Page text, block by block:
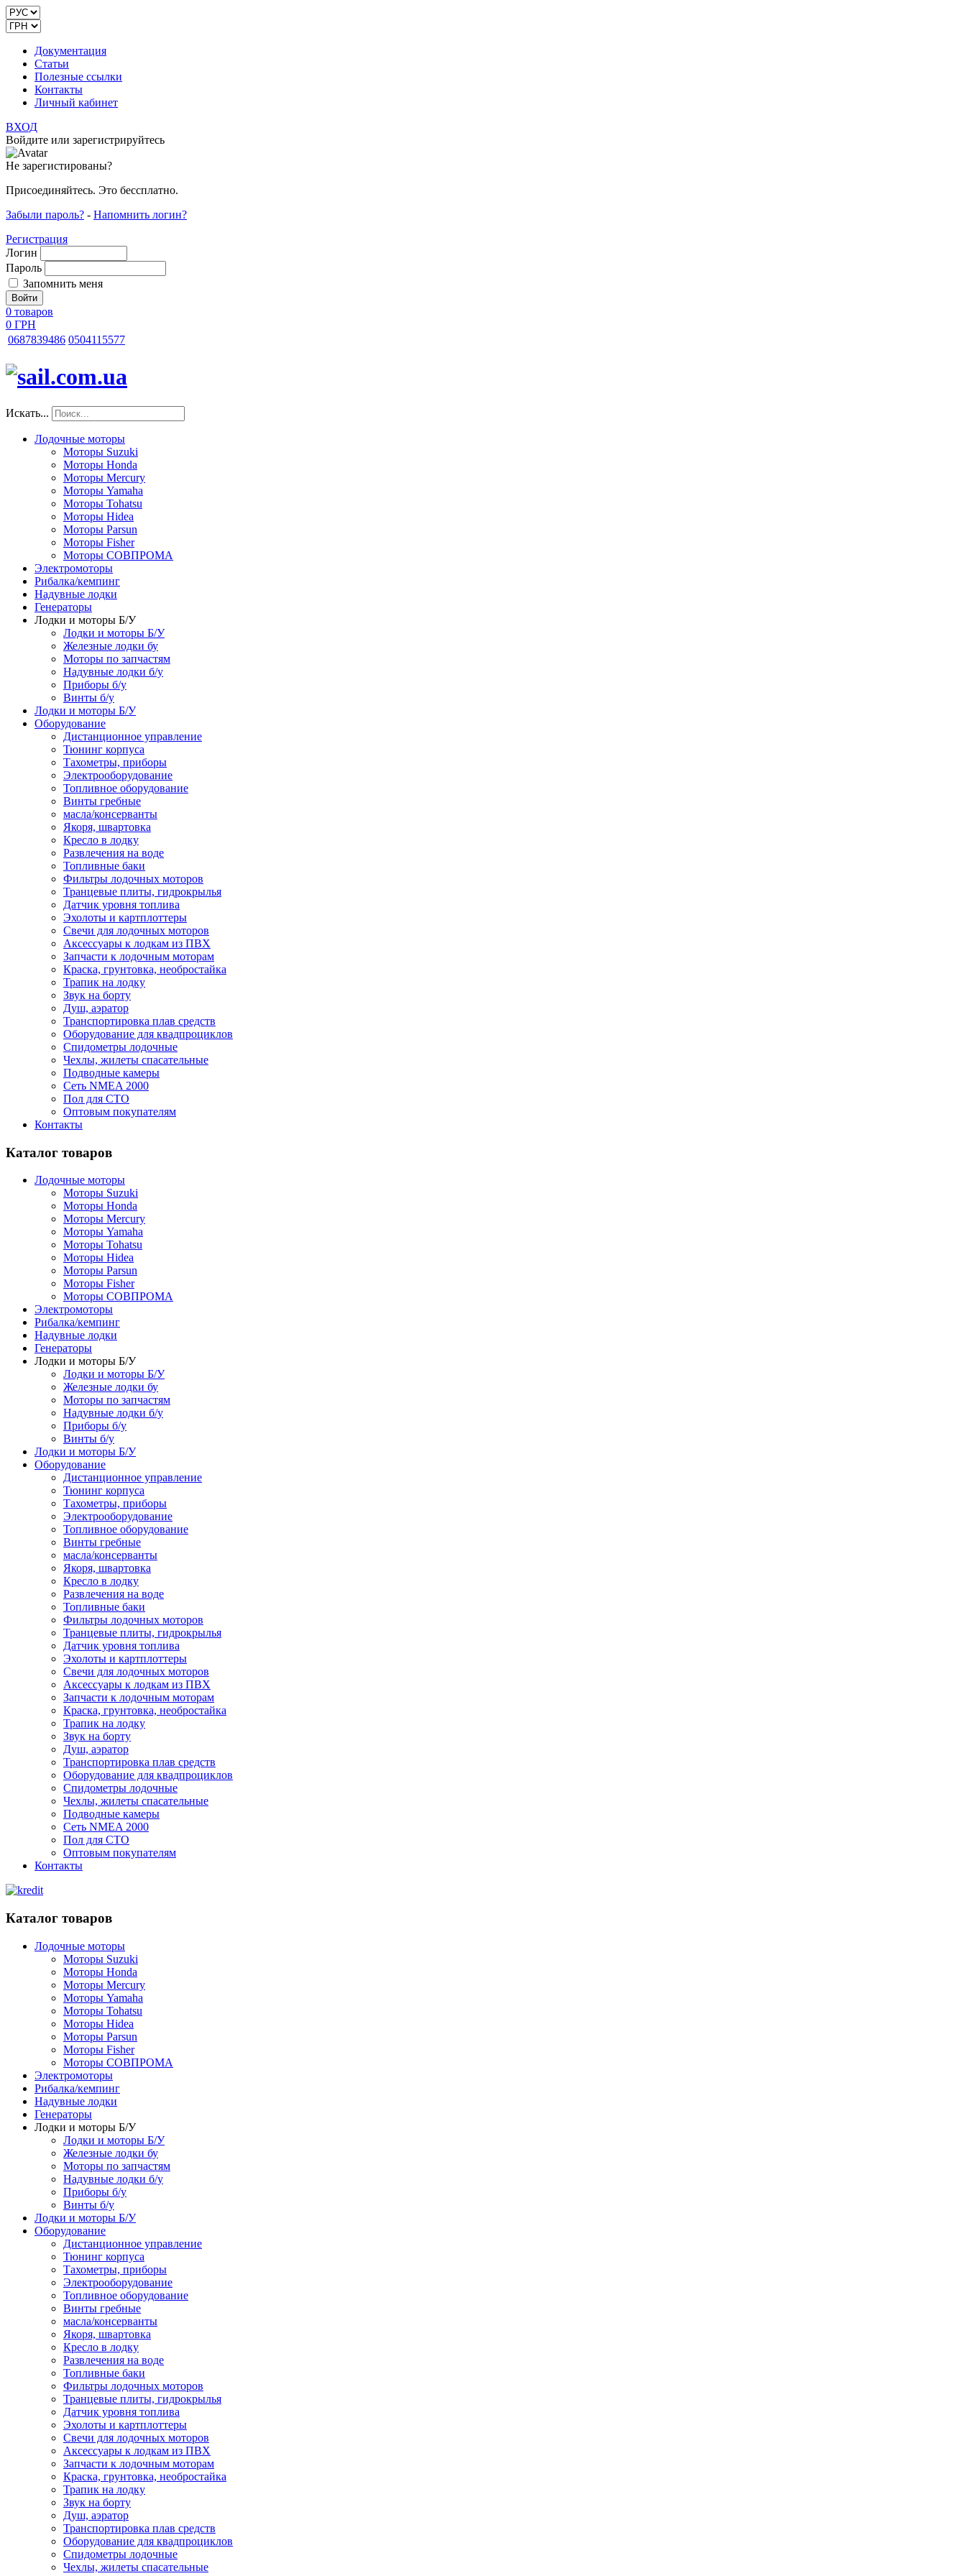
Документация
Статьи
Полезные ссылки
Контакты
Личный кабинет
ВХОД
Войдите или зарегистрируйтесь
Не зарегистированы?
Присоединяйтесь. Это бессплатно.
Забыли пароль? - Напомнить логин?
Регистрация
Логин
Пароль
Запомнить меня
0 товаров
0 ГРН
0687839486 0504115577
Искать...
Лодочные моторы
Моторы Suzuki
Моторы Honda
Моторы Mercury
Моторы Yamaha
Моторы Tohatsu
Моторы Hidea
Моторы Parsun
Моторы Fisher
Моторы СОВПРОМА
Электромоторы
Рибалка/кемпинг
Надувные лодки
Генераторы
Лодки и моторы Б/У
Лодки и моторы Б/У
Железные лодки бу
Моторы по запчастям
Надувные лодки б/у
Приборы б/у
Винты б/у
Лодки и моторы Б/У
Оборудование
Дистанционное управление
Тюнинг корпуса
Тахометры, приборы
Электрооборудование
Топливное оборудование
Винты гребные
масла/консерванты
Якоря, швартовка
Кресло в лодку
Развлечения на воде
Топливные баки
Фильтры лодочных моторов
Транцевые плиты, гидрокрылья
Датчик уровня топлива
Эхолоты и картплоттеры
Cвечи для лодочных моторов
Аксессуары к лодкам из ПВХ
Запчасти к лодочным моторам
Краска, грунтовка, необростайка
Трапик на лодку
Звук на борту
Душ, аэратор
Транспортировка плав средств
Оборудование для квадпроциклов
Спидометры лодочные
Чехлы, жилеты спасательные
Подводные камеры
Сеть NMEA 2000
Пол для СТО
Оптовым покупателям
Контакты
Каталог товаров
Лодочные моторы
Моторы Suzuki
Моторы Honda
Моторы Mercury
Моторы Yamaha
Моторы Tohatsu
Моторы Hidea
Моторы Parsun
Моторы Fisher
Моторы СОВПРОМА
Электромоторы
Рибалка/кемпинг
Надувные лодки
Генераторы
Лодки и моторы Б/У
Лодки и моторы Б/У
Железные лодки бу
Моторы по запчастям
Надувные лодки б/у
Приборы б/у
Винты б/у
Лодки и моторы Б/У
Оборудование
Дистанционное управление
Тюнинг корпуса
Тахометры, приборы
Электрооборудование
Топливное оборудование
Винты гребные
масла/консерванты
Якоря, швартовка
Кресло в лодку
Развлечения на воде
Топливные баки
Фильтры лодочных моторов
Транцевые плиты, гидрокрылья
Датчик уровня топлива
Эхолоты и картплоттеры
Cвечи для лодочных моторов
Аксессуары к лодкам из ПВХ
Запчасти к лодочным моторам
Краска, грунтовка, необростайка
Трапик на лодку
Звук на борту
Душ, аэратор
Транспортировка плав средств
Оборудование для квадпроциклов
Спидометры лодочные
Чехлы, жилеты спасательные
Подводные камеры
Сеть NMEA 2000
Пол для СТО
Оптовым покупателям
Контакты
Каталог товаров
Лодочные моторы
Моторы Suzuki
Моторы Honda
Моторы Mercury
Моторы Yamaha
Моторы Tohatsu
Моторы Hidea
Моторы Parsun
Моторы Fisher
Моторы СОВПРОМА
Электромоторы
Рибалка/кемпинг
Надувные лодки
Генераторы
Лодки и моторы Б/У
Лодки и моторы Б/У
Железные лодки бу
Моторы по запчастям
Надувные лодки б/у
Приборы б/у
Винты б/у
Лодки и моторы Б/У
Оборудование
Дистанционное управление
Тюнинг корпуса
Тахометры, приборы
Электрооборудование
Топливное оборудование
Винты гребные
масла/консерванты
Якоря, швартовка
Кресло в лодку
Развлечения на воде
Топливные баки
Фильтры лодочных моторов
Транцевые плиты, гидрокрылья
Датчик уровня топлива
Эхолоты и картплоттеры
Cвечи для лодочных моторов
Аксессуары к лодкам из ПВХ
Запчасти к лодочным моторам
Краска, грунтовка, необростайка
Трапик на лодку
Звук на борту
Душ, аэратор
Транспортировка плав средств
Оборудование для квадпроциклов
Спидометры лодочные
Чехлы, жилеты спасательные